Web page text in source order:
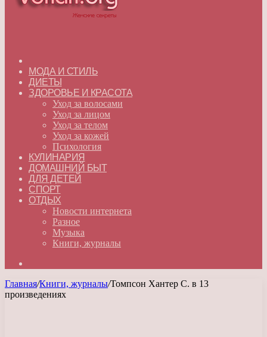
МОДА И СТИЛЬ
ДИЕТЫ
ЗДОРОВЬЕ И КРАСОТА
Уход за волосами
Уход за лицом
Уход за телом
Уход за кожей
Психология
КУЛИНАРИЯ
ДОМАШНИЙ БЫТ
ДЛЯ ДЕТЕЙ
СПОРТ
ОТДЫХ
Новости интернета
Разное
Музыка
Книги, журналы
Главная/Книги, журналы/Томпсон Хантер С. в 13
произведениях